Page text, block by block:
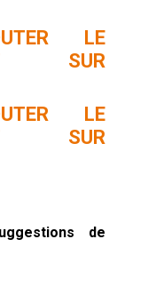
LE
SUR
LE
SUR
de